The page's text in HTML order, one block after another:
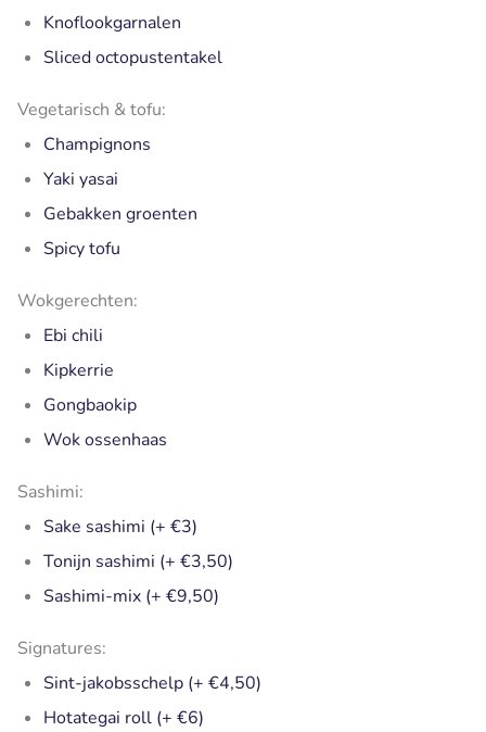
Knoflookgarnalen
Sliced octopustentakel
Vegetarisch & tofu:
Champignons
Yaki yasai
Gebakken groenten
Spicy tofu
Wokgerechten:
Ebi chili
Kipkerrie
Gongbaokip
Wok ossenhaas
Sashimi:
Sake sashimi (+ €3)
Tonijn sashimi (+ €3,50)
Sashimi-mix (+ €9,50)
Signatures:
Sint-jakobsschelp (+ €4,50)
Hotategai roll (+ €6)